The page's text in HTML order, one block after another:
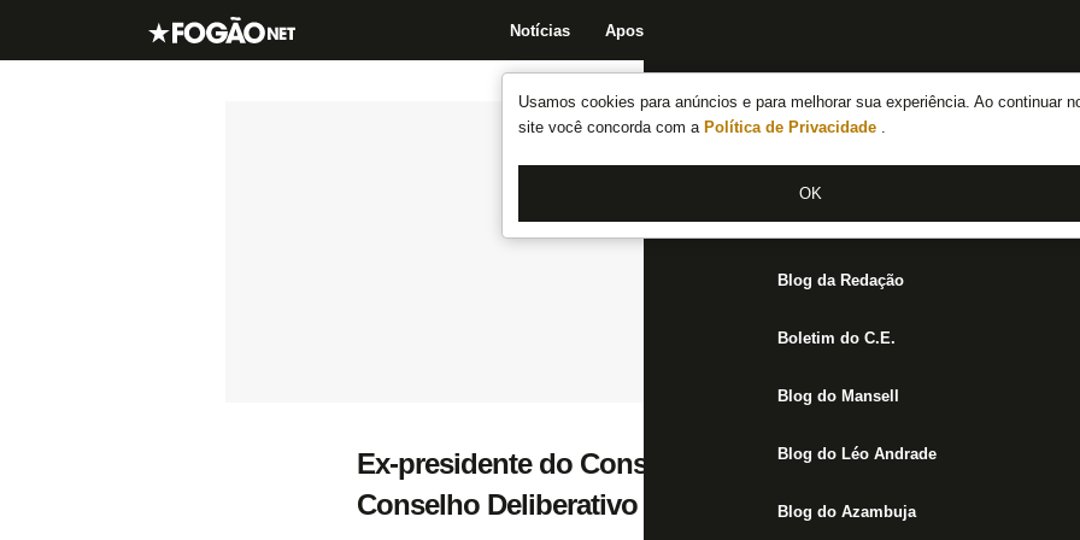
Usamos cookies para anúncios e para melhorar sua experiência. Ao continuar
site você concorda com a Política de Privacidade .
OK
Notícias Apostas
Notícias do Botafogo
Fórum
Jogos
Blog da Redação
Boletim do C.E.
Blog do Mansell
Blog do Léo Andrade
Blog do Azambuja
Ex-presidente do Conselho Fiscal pede que Botafogo
Conselho Deliberativo de forma urgente para debater